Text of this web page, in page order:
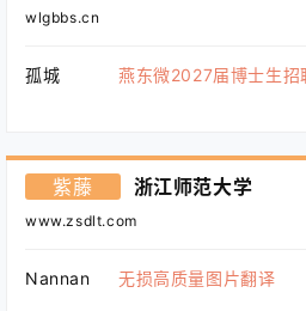
wlgbbs.cn
孤城 燕东微2027届博士生招
紫藤 浙江师范大学
www.zsdlt.com
Nannan 无损高质量图片翻译